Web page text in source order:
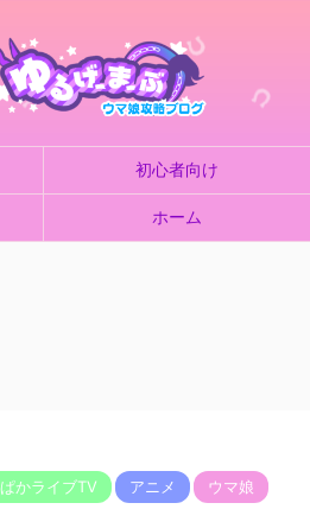
初心者向け
ホーム
ぱかライブTV アニメ
ウマ娘